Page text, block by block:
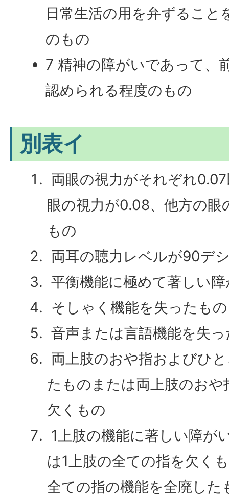
日常生活の用を弁ずること
のもの
7 精神の障がいであって、
認められる程度のもの
別表イ
両眼の視力がそれぞれ
眼の視力が0.08、他方の眼
もの
両耳の聴力レベルが90デ
平衡機能に極めて著しい
そしゃく機能を失ったもの
音声または言語機能を失
両上肢のおや指およびひ
たものまたは両上肢のお
欠くもの
1上肢の機能に著しい障が
は1上肢の全ての指を欠く
全ての指の機能を全廃した